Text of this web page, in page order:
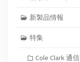
新製品情報
特集
Cole Clark 通信